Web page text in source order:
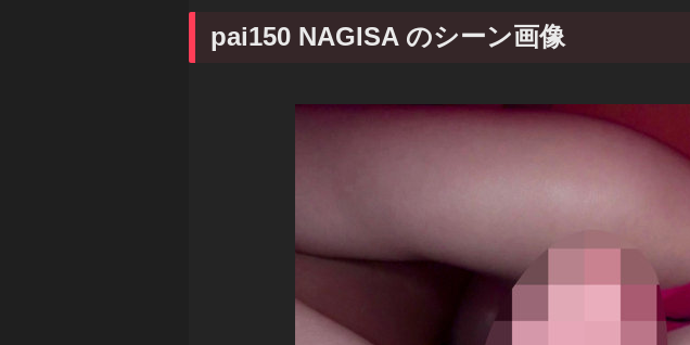
pai150 NAGISA のシーン画像